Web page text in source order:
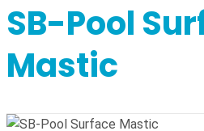
SB-Pool
Mastic